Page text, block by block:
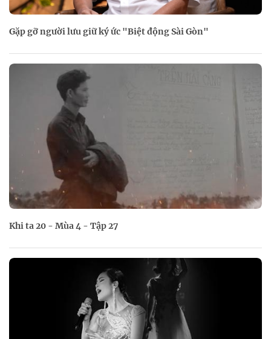
Gặp gỡ người lưu giữ ký ức "Biệt động Sài Gòn"
Khi ta 20 - Mùa 4 - Tập 27